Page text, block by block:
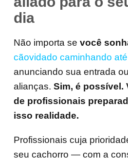
dia
Não importa se você
cãovidado caminhando
anunciando sua entrada
alianças. Sim, é possível.
de profissionais
isso realidade.
Profissionais cuja
seu cachorro — com a